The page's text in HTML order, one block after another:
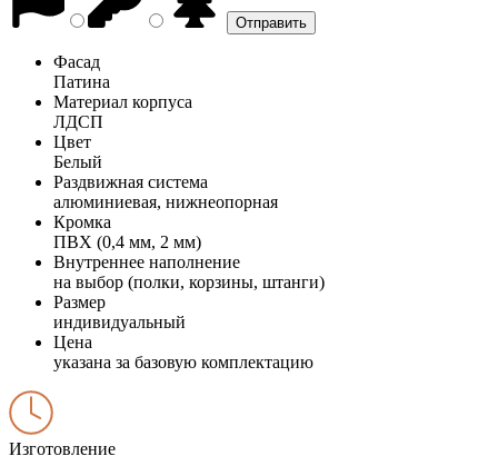
Фасад
Патина
Материал корпуса
ЛДСП
Цвет
Белый
Раздвижная система
алюминиевая, нижнеопорная
Кромка
ПВХ (0,4 мм, 2 мм)
Внутреннее наполнение
на выбор (полки, корзины, штанги)
Размер
индивидуальный
Цена
указана за базовую комплектацию
Изготовление